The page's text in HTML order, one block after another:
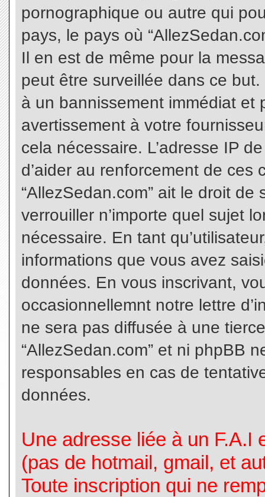
pornographique ou autre qui
pays, le pays où
Il en est de même pour la
peut être surveillée dans ce
à un bannissement immédiat et
avertissement à votre
cela nécessaire. L’adresse IP
d’aider au renforcement de
“AllezSedan.com” ait le droit de
verrouiller n’importe quel sujet
nécessaire. En tant
informations que vous avez
données. En vous inscrivant,
occasionnellemnt notre lettre
ne sera pas diffusée à une
“AllezSedan.com” et ni phpBB
responsables en cas de
données.
Une adresse liée à un F.A.I
(pas de hotmail, gmail, et
Toute inscription qui ne